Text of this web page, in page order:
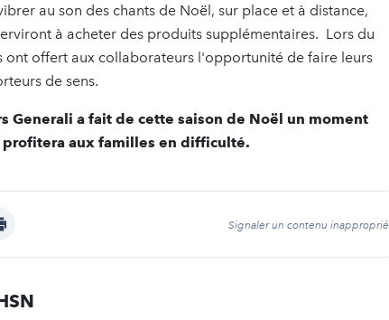
au son des chants de Noël, sur place et à distance,
à acheter des produits supplémentaires. Lors du
ont offert aux collaborateurs l'opportunité de faire leurs
de sens.
Generali a fait de cette saison de Noël un moment
aux familles en difficulté.
Signaler un contenu inapproprié